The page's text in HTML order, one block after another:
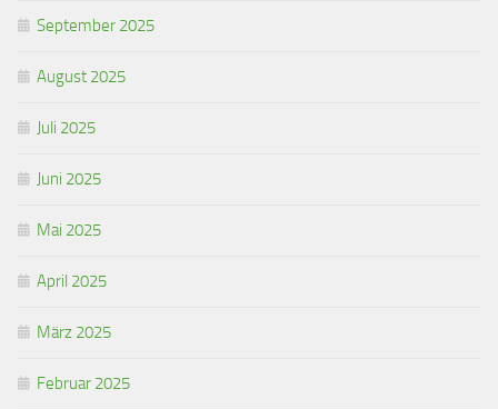
September 2025
August 2025
Juli 2025
Juni 2025
Mai 2025
April 2025
März 2025
Februar 2025